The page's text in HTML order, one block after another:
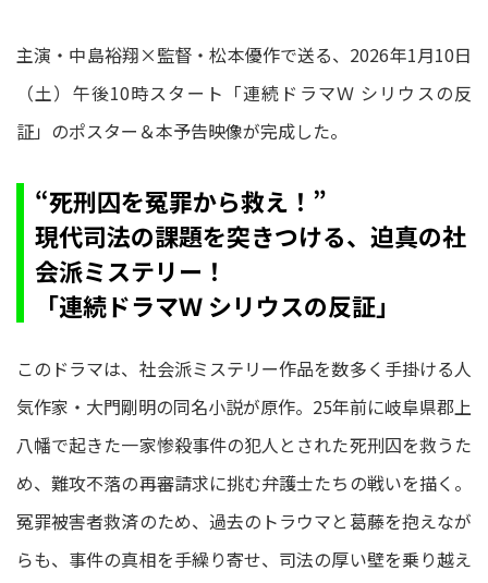
主演・中島裕翔×監督・松本優作で送る、2026年1月10日
（土）午後10時スタート「連続ドラマＷ シリウスの反
証」のポスター＆本予告映像が完成した。
“死刑囚を冤罪から救え！”
現代司法の課題を突きつける、迫真の社
会派ミステリー！
「連続ドラマＷ シリウスの反証」
このドラマは、社会派ミステリー作品を数多く手掛ける人
気作家・大門剛明の同名小説が原作。25年前に岐阜県郡上
八幡で起きた一家惨殺事件の犯人とされた死刑囚を救うた
め、難攻不落の再審請求に挑む弁護士たちの戦いを描く。
冤罪被害者救済のため、過去のトラウマと葛藤を抱えなが
らも、事件の真相を手繰り寄せ、司法の厚い壁を乗り越え